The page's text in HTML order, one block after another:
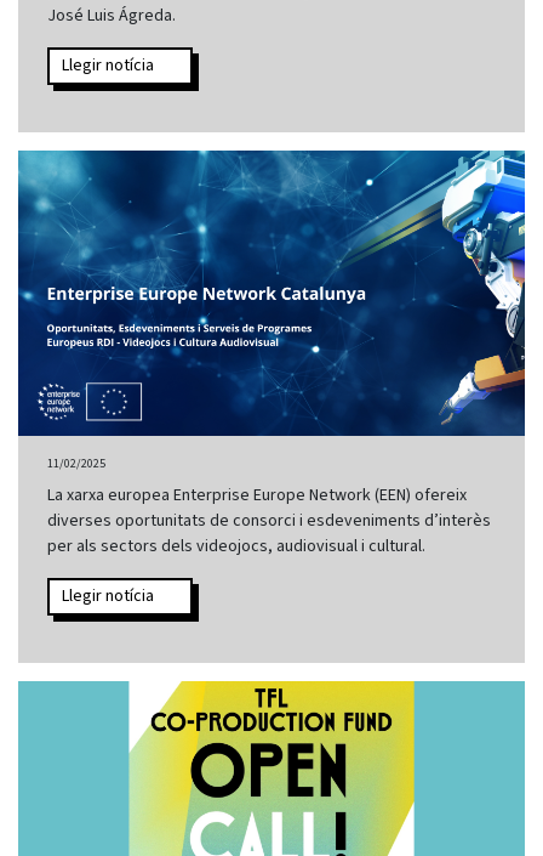
José Luis Ágreda.
Llegir notícia
11/02/2025
La xarxa europea Enterprise Europe Network (EEN) ofereix
diverses oportunitats de consorci i esdeveniments d’interès
per als sectors dels videojocs, audiovisual i cultural.
Llegir notícia